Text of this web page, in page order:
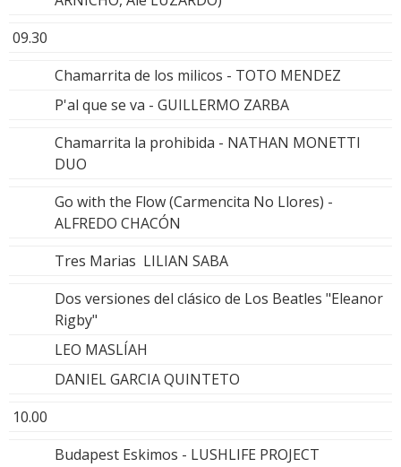
09.30
Chamarrita de los milicos - TOTO MENDEZ
P'al que se va - GUILLERMO ZARBA
Chamarrita la prohibida - NATHAN MONETTI
DUO
Go with the Flow (Carmencita No Llores) -
ALFREDO CHACÓN
Tres Marias LILIAN SABA
Dos versiones del clásico de Los Beatles "Eleanor
Rigby"
LEO MASLÍAH
DANIEL GARCIA QUINTETO
10.00
Budapest Eskimos - LUSHLIFE PROJECT